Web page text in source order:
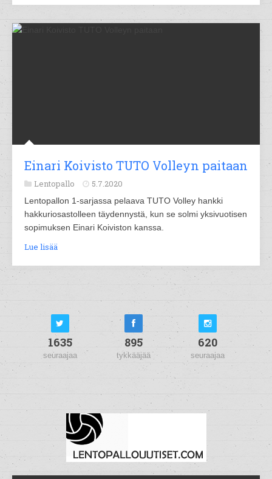
Einari Koivisto TUTO Volleyn paitaan
Lentopallo 5.7.2020
Lentopallon 1-sarjassa pelaava TUTO Volley hankki
hakkuriosastolleen täydennystä, kun se solmi yksivuotisen
sopimuksen Einari Koiviston kanssa.
Lue lisää
1635
seuraajaa
895
tykkääjää
620
seuraajaa